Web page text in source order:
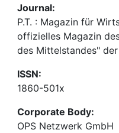
Journal:
P.T. : Magazin für
offizielles Magazin
des Mittelstandes"
ISSN:
1860-501x
Corporate Body:
OPS Netzwerk GmbH